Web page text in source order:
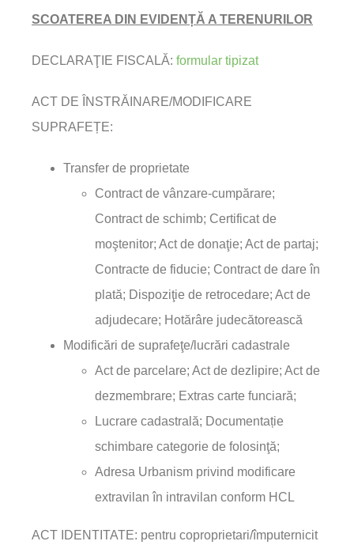
SCOATEREA DIN EVIDENȚĂ A TERENURILOR
DECLARAŢIE FISCALĂ: formular tipizat
ACT DE ÎNSTRĂINARE/MODIFICARE
SUPRAFEȚE:
Transfer de proprietate
Contract de vânzare-cumpărare;
Contract de schimb; Certificat de
moştenitor; Act de donaţie; Act de partaj;
Contracte de fiducie; Contract de dare în
plată; Dispoziţie de retrocedare; Act de
adjudecare; Hotărâre judecătorească
Modificări de suprafeţe/lucrări cadastrale
Act de parcelare; Act de dezlipire; Act de
dezmembrare; Extras carte funciară;
Lucrare cadastrală; Documentație
schimbare categorie de folosinţă;
Adresa Urbanism privind modificare
extravilan în intravilan conform HCL
ACT IDENTITATE: pentru coproprietari/împuternicit